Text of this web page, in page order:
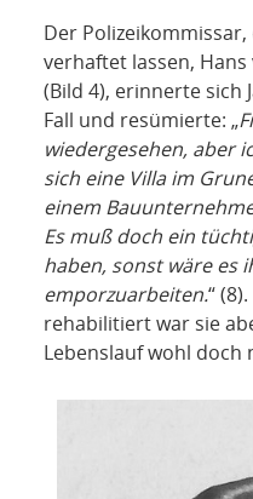
Der
verhaftet lassen, Hans
(Bild 4), erinnerte sich
Fall und resümierte: „
wiedergesehen, aber
sich eine Villa im
einem
Es muß doch ein
haben, sonst wäre es
emporzuarbeiten.“
rehabilitiert war sie
Lebenslauf wohl doch